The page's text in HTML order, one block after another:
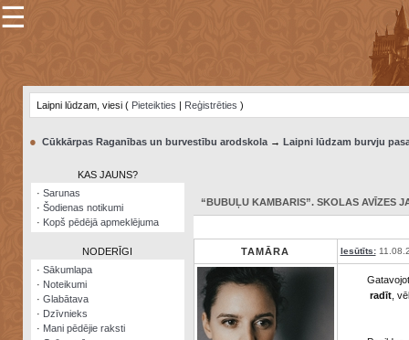
×
Šodienas
notikumi
Visatcera
almanahs
Arhīvs
☰
Laipni lūdzam, viesi ( Pieteikties | Reģistrēties )
● Cūkkārpas Raganības un burvestību arodskola→ Laipni lūdzam burvju
KAS JAUNS?
· Sarunas
· Šodienas notikumi
· Kopš pēdējā apmeklējuma
NODERĪGI
· Sākumlapa
· Noteikumi
· Glabātava
· Dzīvnieks
· Mani pēdējie raksti
“BUBUĻU KAMBARIS”. SKOLAS AVĪZES
TAMĀRA Iesūtīts:
radīt ,